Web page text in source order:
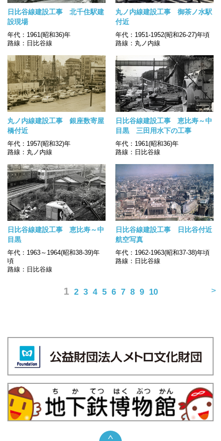
日比谷線建設工事 北千住駅建
設現場
年代：1961(昭和36)年
路線：日比谷線
丸ノ内線建設工事 御茶ノ水駅
付近
年代：1951-1952(昭和26-27)年頃
路線：丸ノ内線
丸ノ内線建設工事 銀座数寄屋
橋付近
年代：1957(昭和32)年
路線：丸ノ内線
日比谷線建設工事 恵比寿～中
目黒 三田用水下の工事
年代：1961(昭和36)年
路線：日比谷線
日比谷線建設工事 恵比寿～中
目黒
年代：1963～1964(昭和38-39)年
頃
路線：日比谷線
日比谷線建設工事 日比谷付近
航空写真
年代：1962-1963(昭和37-38)年頃
路線：日比谷線
1 2 3 4 5 6 7 8 9 10 >